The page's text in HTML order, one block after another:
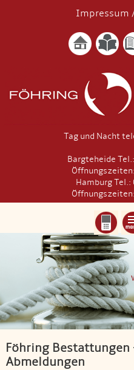
Impressum
Tag und Nacht
Bargteheide
Hamburg Tel.:
Föhring
Abmeldungen